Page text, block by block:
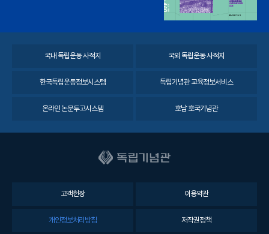
국내 독립운동 사적지 국외 독립운동 사적지
한국독립운동정보시스템 독립기념관 교육정보서비스
온라인 논문투고시스템 호남 호국기념관
고객헌장 이용약관
개인정보처리방침 저작권정책